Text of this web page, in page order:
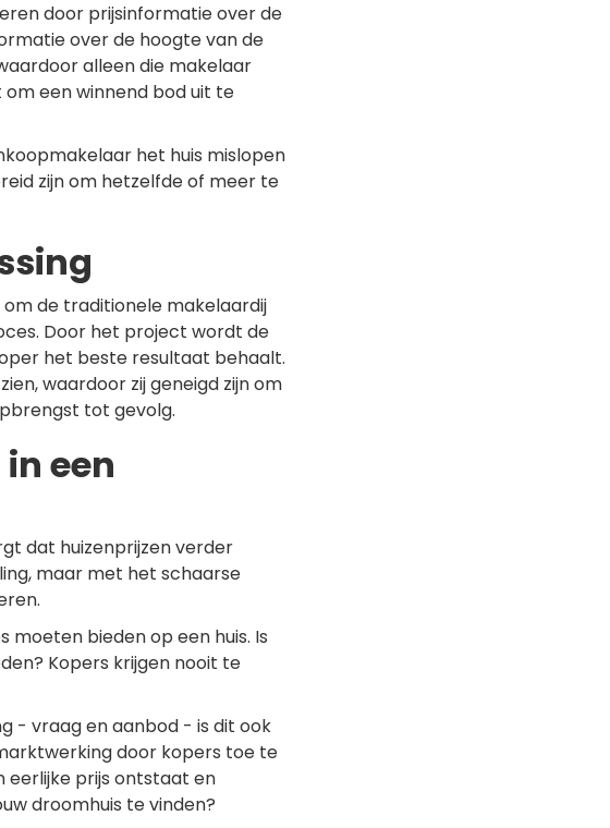
door prijsinformatie over de
over de hoogte van de
alleen die makelaar
een winnend bod uit te
het huis mislopen
zijn om hetzelfde of meer te
de traditionele makelaardij
Door het project wordt de
het beste resultaat behaalt.
waardoor zij geneigd zijn om
tot gevolg.
een
dat huizenprijzen verder
maar met het schaarse
bieden op een huis. Is
Kopers krijgen nooit te
- vraag en aanbod - is dit ook
door kopers toe te
eerlijke prijs ontstaat en
droomhuis te vinden?